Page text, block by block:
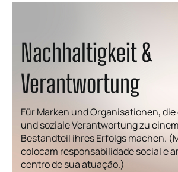
Nachhaltigkeit &
Verantwortung
Für Marken und Organisationen,
und soziale Verantwortung zu
Bestandteil ihres Erfolgs machen.
colocam responsabilidade social e
centro de sua atuação.)